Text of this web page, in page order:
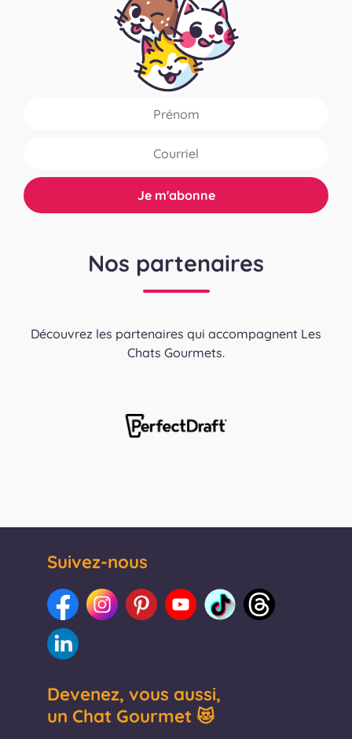
Nos partenaires
Découvrez les partenaires qui accompagnent Les
Chats Gourmets.
Suivez-nous
Devenez, vous aussi,
un Chat Gourmet 😻